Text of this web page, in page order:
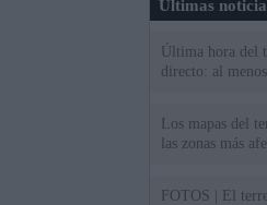
Últimas
Última hora del
directo: al
Los mapas del
las zonas más
FOTOS | El